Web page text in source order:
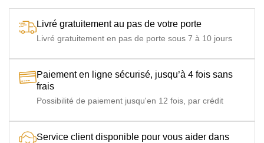
Livré gratuitement au pas de votre porte
Livré gratuitement en pas de porte sous 7 à 10 jours
Paiement en ligne sécurisé, jusqu’à 4 fois sans
frais
Possibilité de paiement jusqu'en 12 fois, par crédit
Service client disponible pour vous aider dans